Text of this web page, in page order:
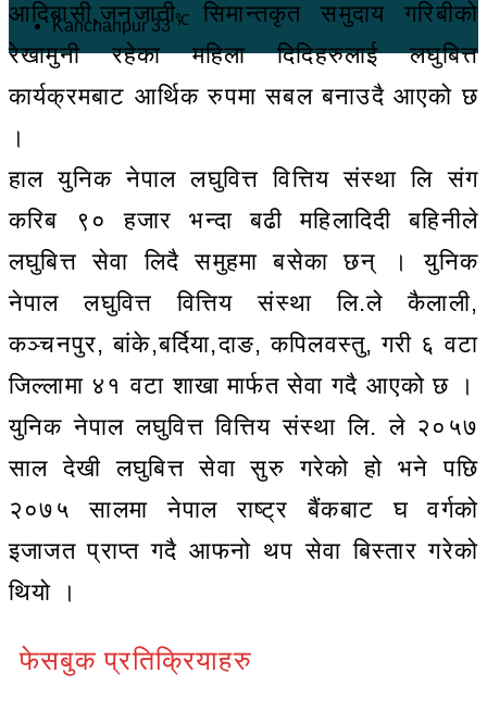
Kanchanpur 33 ℃
आदिबासी,जनजाती, सिमान्तकृत समुदाय गरिबीको
रेखामुनी रहेका महिला दिदिहरुलाई लघुबित्त
कार्यक्रमबाट आर्थिक रुपमा सबल बनाउदै आएको छ
।
हाल युनिक नेपाल लघुवित्त वित्तिय संस्था लि संग
करिब ९० हजार भन्दा बढी महिलादिदी बहिनीले
लघुबित्त सेवा लिदै समुहमा बसेका छन् । युनिक
नेपाल लघुवित्त वित्तिय संस्था लि.ले कैलाली,
कञ्चनपुर, बांके,बर्दिया,दाङ, कपिलवस्तु, गरी ६ वटा
जिल्लामा ४१ वटा शाखा मार्फत सेवा गदै आएको छ ।
युनिक नेपाल लघुवित्त वित्तिय संस्था लि. ले २०५७
साल देखी लघुबित्त सेवा सुरु गरेको हो भने पछि
२०७५ सालमा नेपाल राष्ट्र बैंकबाट घ वर्गको
इजाजत प्राप्त गदै आफनो थप सेवा बिस्तार गरेको
थियो ।
फेसबुक प्रतिक्रियाहरु